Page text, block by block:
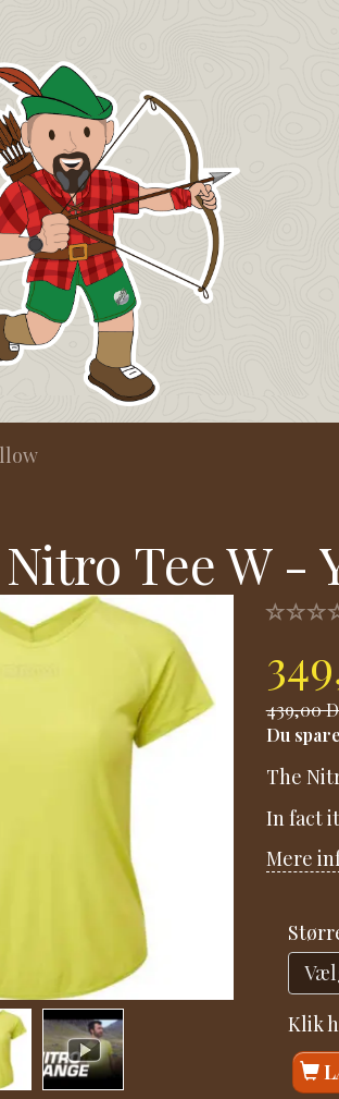
Tee W -
439,00
Du
The
In fact
Mere
Klik